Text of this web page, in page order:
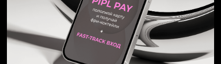
музыку, свободу и энергию ночной
Москвы. Мы открыты для тебя
каждую среду, четверг, пятницу,
субботу и воскресенье